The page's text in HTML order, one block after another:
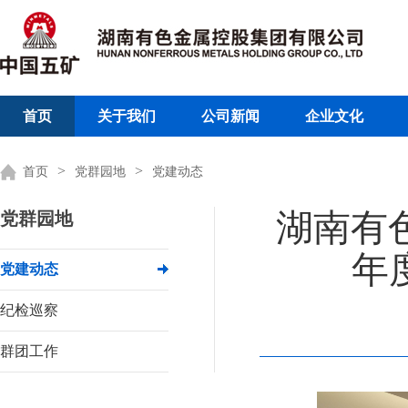
首页 关于我们 公司新闻 企业文化
首页 > 党群园地 > 党建动态
党群园地
党建动态
纪检巡察
群团工作
湖南有
年